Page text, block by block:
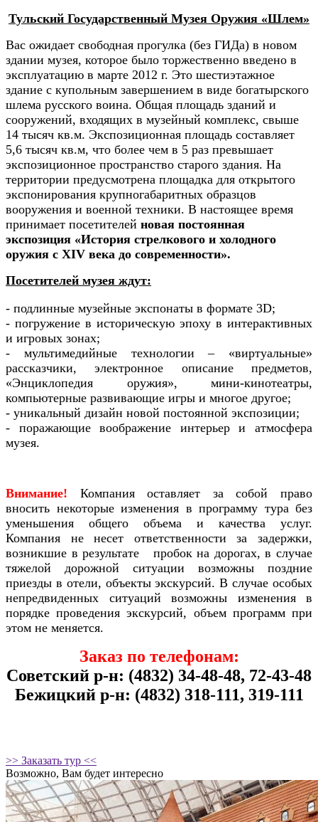
Тульский Государственный Музея Оружия «Шлем»
Вас ожидает свободная прогулка (без ГИДа) в новом
здании музея, которое было торжественно введено в
эксплуатацию в марте 2012 г. Это шестиэтажное
здание с купольным завершением в виде богатырского
шлема русского воина. Общая площадь зданий и
сооружений, входящих в музейный комплекс, свыше
14 тысяч кв.м. Экспозиционная площадь составляет
5,6 тысяч кв.м, что более чем в 5 раз превышает
экспозиционное пространство старого здания. На
территории предусмотрена площадка для открытого
экспонирования крупногабаритных образцов
вооружения и военной техники. В настоящее время
принимает посетителей новая постоянная
экспозиция «История стрелкового и холодного
оружия с XIV века до современности».
Посетителей музея ждут:
- подлинные музейные экспонаты в формате 3D;
- погружение в историческую эпоху в интерактивных
и игровых зонах;
- мультимедийные технологии – «виртуальные»
рассказчики, электронное описание предметов,
«Энциклопедия оружия», мини-кинотеатры,
компьютерные развивающие игры и многое другое;
- уникальный дизайн новой постоянной экспозиции;
- поражающие воображение интерьер и атмосфера
музея.
Внимание! Компания оставляет за собой право
вносить некоторые изменения в программу тура без
уменьшения общего объема и качества услуг.
Компания не несет ответственности за задержки,
возникшие в результате пробок на дорогах, в случае
тяжелой дорожной ситуации возможны поздние
приезды в отели, объекты экскурсий. В случае особых
непредвиденных ситуаций возможны изменения в
порядке проведения экскурсий, объем программ при
этом не меняется.
Заказ по телефонам:
Советский р-н: (4832) 34-48-48, 72-43-48
Бежицкий р-н: (4832) 318-111, 319-111
>> Заказать тур <<
Возможно, Вам будет интересно